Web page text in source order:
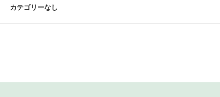
カテゴリーなし